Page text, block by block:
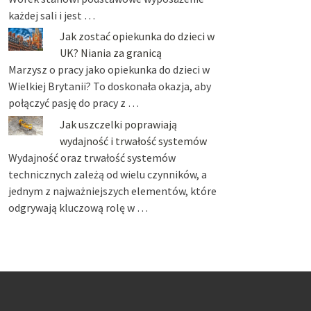
każdej sali i jest …
Jak zostać opiekunka do dzieci w
UK? Niania za granicą
Marzysz o pracy jako opiekunka do dzieci w
Wielkiej Brytanii? To doskonała okazja, aby
połączyć pasję do pracy z …
Jak uszczelki poprawiają
wydajność i trwałość systemów
Wydajność oraz trwałość systemów
technicznych zależą od wielu czynników, a
jednym z najważniejszych elementów, które
odgrywają kluczową rolę w …